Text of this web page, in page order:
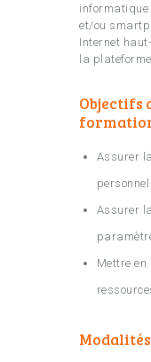
et/ou
Internet
la
Objectifs
Assurer
personnel
Assurer
Mettre